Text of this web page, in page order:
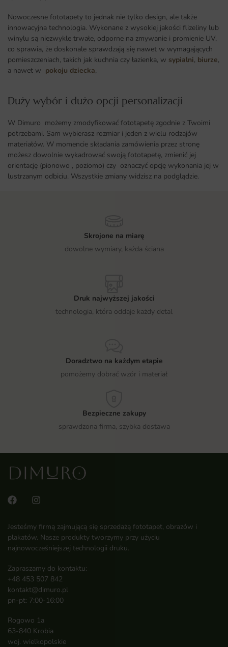
Nowoczesne fototapety to jednak nie tylko design, ale także
innowacyjna technologia. Wykonane z wysokiej jakości flizeliny lub
winylu są niezwykle trwałe, odporne na zmywanie i promienie UV,
co sprawia, że doskonale sprawdzają się nawet w wymagających
pomieszczeniach, takich jak kuchnia czy łazienka, w sypialni, biurze,
a nawet w pokoju dziecka,
Duży wybór i dużo opcji personalizacji ​
W Dimuro możemy zmodyfikować fototapetę zgodnie z Twoimi
potrzebami. Sam wybierasz rozmiar i jeden z wielu rodzajów
materiałów. W momencie składania zamówienia przez stronę
możesz dowolnie wykadrować swoją fototapetę, zmienić jej
orientację (pionowo , poziomo) czy oznaczyć opcję wykonania jej w
lustrzanym odbiciu. Wszystkie zmiany widzisz na podglądzie.
Skrojone na miarę
dowolne wymiary, każda ściana
Druk najwyższej jakości
technologia, która oddaje każdy detal
Doradztwo na każdym etapie
pomożemy dobrać wzór i materiał
Bezpieczne zakupy
sprawdzona firma, szybka dostawa
Jesteśmy firmą zajmującą się sprzedażą fototapet, obrazów i
plakatów. Nasze produkty tworzymy przy użyciu
najnowocześniejszej technologii druku.
Zapraszamy do kontaktu:
+48 453 507 842
kontakt@dimuro.pl
pn-pt: 7:00-16:00
Rogowo 1a
63-840 Krobia
woj. wielkopolskie